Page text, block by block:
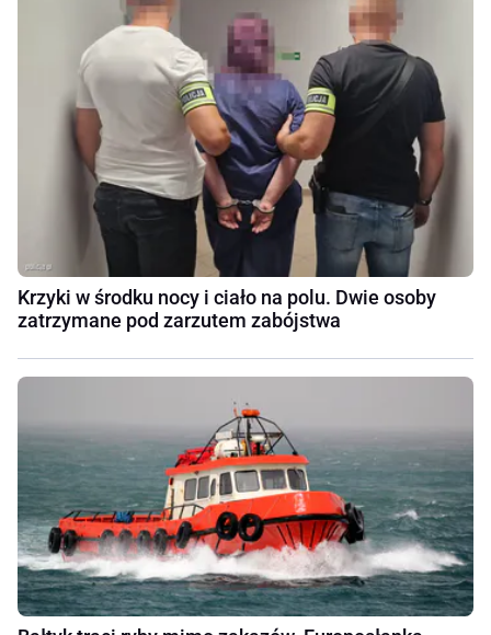
Krzyki w środku nocy i ciało na polu. Dwie osoby
zatrzymane pod zarzutem zabójstwa